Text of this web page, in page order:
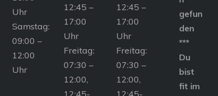
Uhr
Samstag:
09:00 –
12:00
Uhr
12:45 –
17:00
Uhr
Freitag:
07:30 –
12:00,
12:45-
12:45 –
17:00
Uhr
Freitag:
07:30 –
12:00,
12:45-
gefun
den
***
Du
bist
fit im